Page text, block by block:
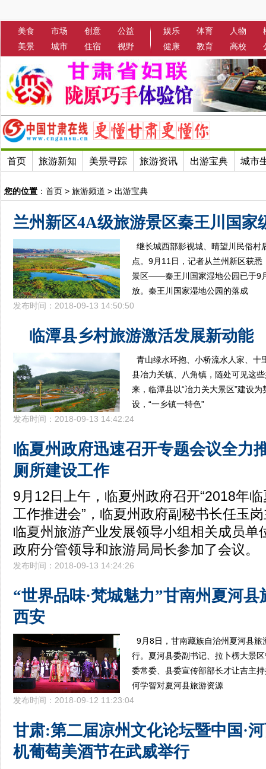
美食 市场 创意
公益
美景
城市 住宿 视野
娱乐 体育 人物
健康
教育 高校
首页 旅游新知 美景寻踪 旅游资讯 出游宝典 城市
您的位置 ： 首页 > 旅游频道 > 出游宝典
兰州新区4A级旅游景区秦王川国家
继长城西部影视城、晴望川民俗村
点。9月11日，记者从兰州新区获
景区——秦王川国家湿地公园已于9
放。秦王川国家湿地公园的落成
发布时间：2018-09-13 14:50:50
临潭县乡村旅游激活发展新动能
青山绿水环抱、小桥流水人家、
县冶力关镇、八角镇，随处可见
来，临潭县以“冶力关大景区”建设
设，“一乡镇一特色”
发布时间：2018-09-13 14:42:24
临夏州政府迅速召开专题会议全力
厕所建设工作
9月12日上午，临夏州政府召开“2018年
工作推进会”，临夏州政府副秘书长任玉
临夏州旅游产业发展领导小组相关成员单
政府分管领导和旅游局局长参加了会
发布时间：2018-09-13 14:24:26
“世界品味·梵城魅力”甘南州夏河
西安
9月8日，甘南藏族自治州夏河县
行。夏河县委副书记、拉卜楞大景
委常委、县委宣传部部长才让吉主
何学智对夏河县旅游资源
发布时间：2018-09-12 11:23:04
甘肃:第二届凉州文化论坛暨中国·
机葡萄美酒节在武威举行